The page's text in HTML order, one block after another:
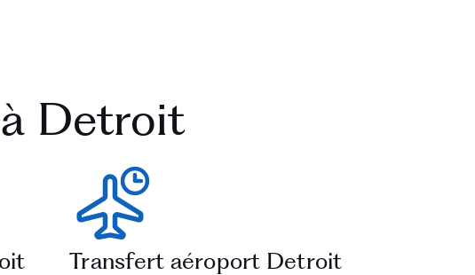
Detroit
Transfert aéroport Detroit